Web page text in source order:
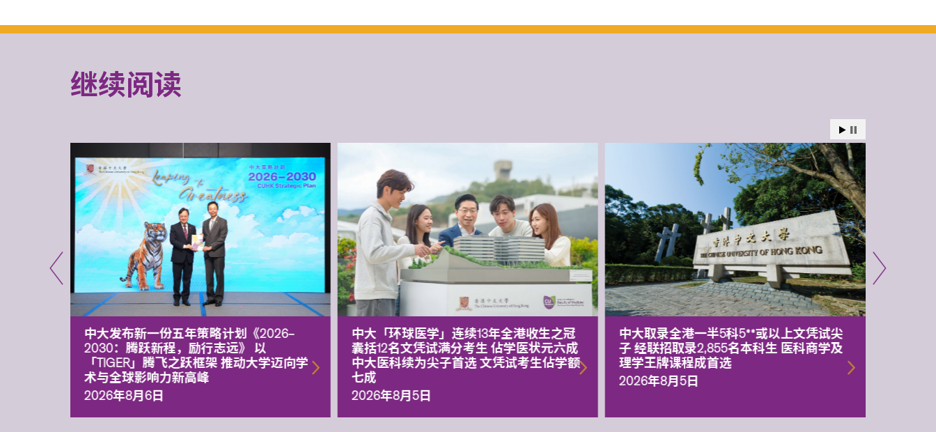
继续阅读
中大发布新一份五年策略计划《2026‒
2030：腾跃新程，励行志远》 以
「TIGER」腾飞之跃框架 推动大学迈向学
术与全球影响力新高峰
2026年8月6日
中大「环球医学」连续13年全港收生之冠
囊括12名文凭试满分考生 佔学医状元六成
中大医科续为尖子首选 文凭试考生佔学额
七成
2026年8月5日
中大取录全港一半5科5**或以上文凭试尖
子 经联招取录2,855名本科生 医科商学及
理学王牌课程成首选
2026年8月5日